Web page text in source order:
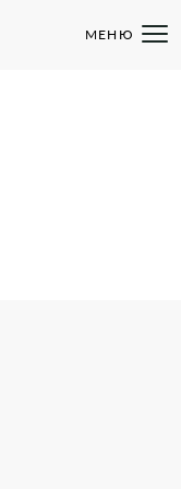
МЕНЮ